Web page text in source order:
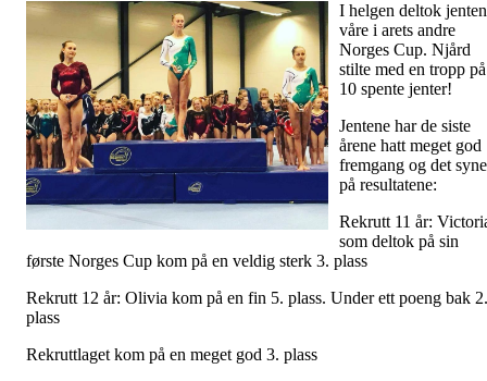
I helgen deltok
våre i arets andre
Norges Cup. Njård
stilte med en tropp på
10 spente jenter!
Jentene har de siste
årene hatt meget god
fremgang og det
på resultatene:
Rekrutt 11 år:
som deltok på sin
første Norges Cup kom på en veldig sterk 3. plass
Rekrutt 12 år: Olivia kom på en fin 5. plass. Under ett poeng bak 2.
plass
Rekruttlaget kom på en meget god 3. plass